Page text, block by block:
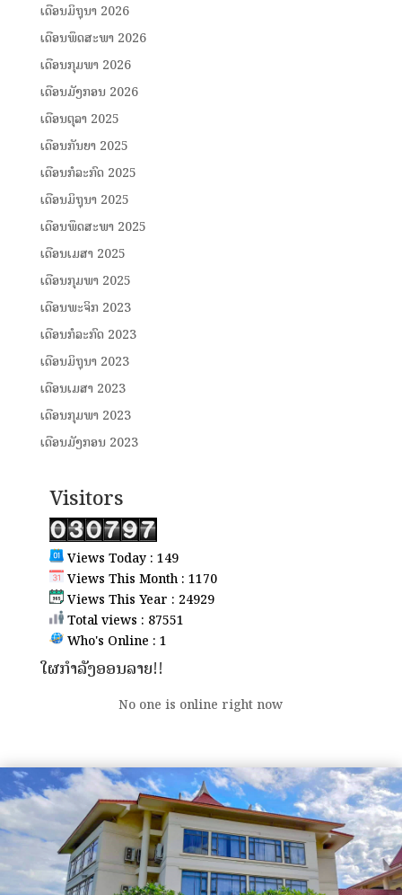
ເດືອນມິຖຸນາ 2026
ເດືອນພຶດສະພາ 2026
ເດືອນກຸມພາ 2026
ເດືອນມັງກອນ 2026
ເດືອນຕຸລາ 2025
ເດືອນກັນຍາ 2025
ເດືອນກໍລະກົດ 2025
ເດືອນມິຖຸນາ 2025
ເດືອນພຶດສະພາ 2025
ເດືອນເມສາ 2025
ເດືອນກຸມພາ 2025
ເດືອນພະຈິກ 2023
ເດືອນກໍລະກົດ 2023
ເດືອນມິຖຸນາ 2023
ເດືອນເມສາ 2023
ເດືອນກຸມພາ 2023
ເດືອນມັງກອນ 2023
Visitors
Views Today : 149
Views This Month : 1170
Views This Year : 24929
Total views : 87551
Who's Online : 1
ໃຜກຳລັງອອນລາຍ!!
No one is online right now